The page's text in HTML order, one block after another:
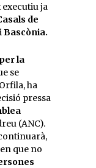
ja
de
i Bascònia.
la
se
ha
pressa
(ANC).
que no